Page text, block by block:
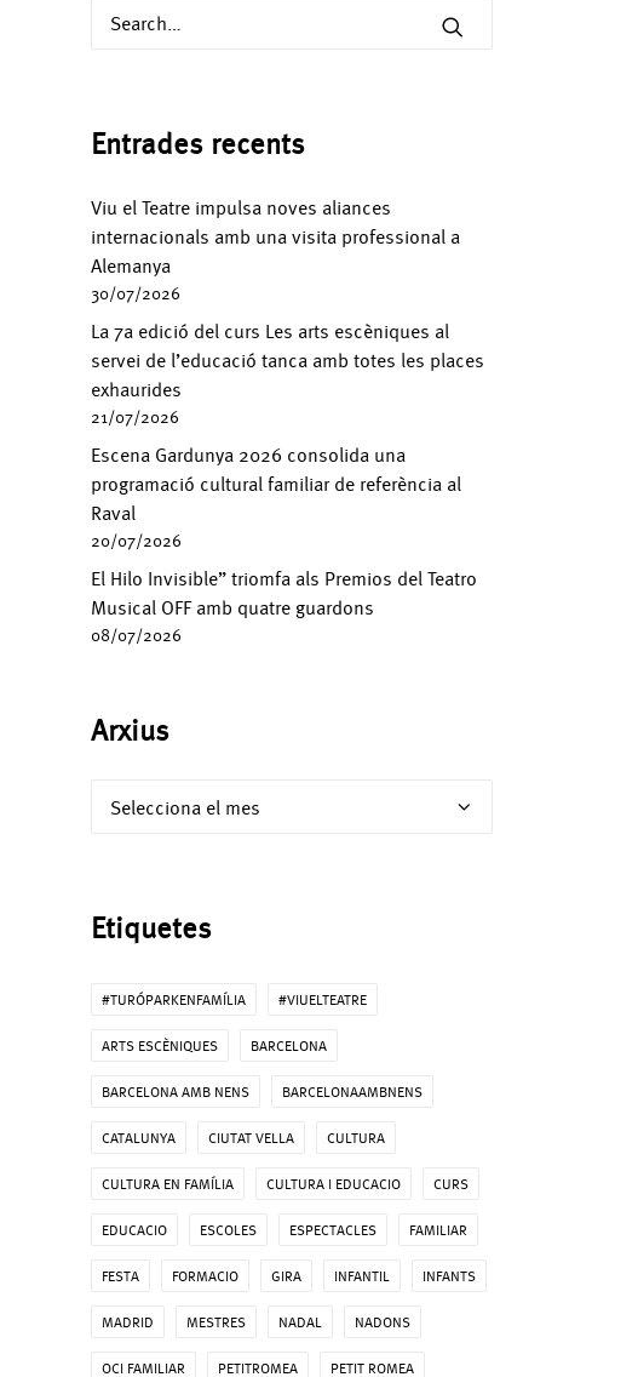
Entrades recents
Viu el Teatre impulsa noves aliances
internacionals amb una visita professional a
Alemanya
30/07/2026
La 7a edició del curs Les arts escèniques al
servei de l’educació tanca amb totes les places
exhaurides
21/07/2026
Escena Gardunya 2026 consolida una
programació cultural familiar de referència al
Raval
20/07/2026
El Hilo Invisible” triomfa als Premios del Teatro
Musical OFF amb quatre guardons
08/07/2026
Arxius
Arxius
Etiquetes
#TURÓPARKENFAMÍLIA #VIUELTEATRE
ARTS ESCÈNIQUES BARCELONA
BARCELONA AMB NENS BARCELONAAMBNENS
CATALUNYA CIUTAT VELLA CULTURA
CULTURA EN FAMÍLIA CULTURA I EDUCACIO CURS
EDUCACIO ESCOLES ESPECTACLES FAMILIAR
FESTA FORMACIO GIRA INFANTIL INFANTS
MADRID MESTRES NADAL NADONS
OCI FAMILIAR PETITROMEA PETIT ROMEA